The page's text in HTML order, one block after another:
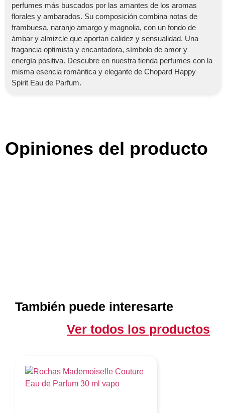
perfumes más buscados por las amantes de los aromas
florales y ambarados. Su composición combina notas de
frambuesa, naranjo amargo y magnolia, con un fondo de
ámbar y almizcle que aportan calidez y sensualidad. Una
fragancia optimista y encantadora, símbolo de amor y
energía positiva. Descubre en nuestra tienda perfumes con la
misma esencia romántica y elegante de Chopard Happy
Spirit Eau de Parfum.
Opiniones del producto
También puede interesarte
Ver todos los productos